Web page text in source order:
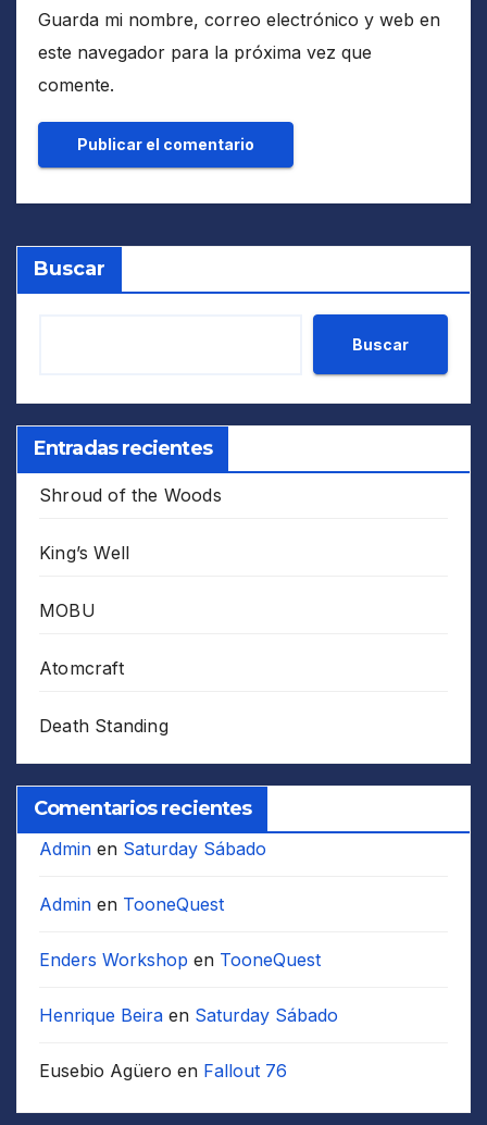
Guarda mi nombre, correo electrónico y web en
este navegador para la próxima vez que
comente.
Buscar
Buscar
Entradas recientes
Shroud of the Woods
King’s Well
MOBU
Atomcraft
Death Standing
Comentarios recientes
Admin en Saturday Sábado
Admin en TooneQuest
Enders Workshop en TooneQuest
Henrique Beira en Saturday Sábado
Eusebio Agüero en Fallout 76